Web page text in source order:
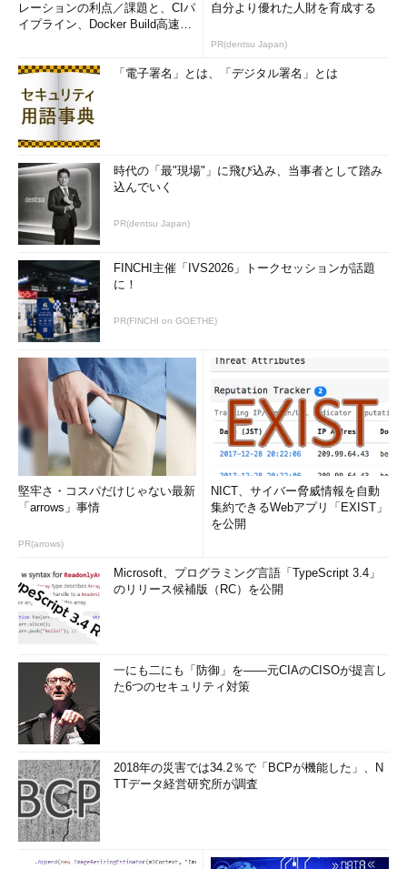
レーションの利点／課題と、CIパ
イプライン、Docker Build高速化
自分より優れた人財を育成する
PR(dentsu Japan)
「電子署名」とは、「デジタル署名」とは
時代の「最"現場"」に飛び込み、当事者として踏み
込んでいく
PR(dentsu Japan)
FINCHI主催「IVS2026」トークセッションが話題
に！
PR(FINCHI on GOETHE)
堅牢さ・コスパだけじゃない最新
「arrows」事情
PR(arrows)
NICT、サイバー脅威情報を自動
集約できるWebアプリ「EXIST」
を公開
Microsoft、プログラミング言語「TypeScript 3.4」
のリリース候補版（RC）を公開
一にも二にも「防御」を――元CIAのCISOが提言し
た6つのセキュリティ対策
2018年の災害では34.2％で「BCPが機能した」、N
TTデータ経営研究所が調査